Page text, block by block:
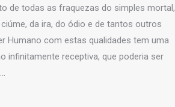
de todas as fraquezas do simples mortal,
da ira, do ódio e de tantos outros
Humano com estas qualidades tem uma
infinitamente receptiva, que poderia ser